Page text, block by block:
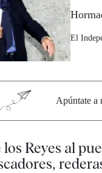
El
Apúntate a
Reyes al